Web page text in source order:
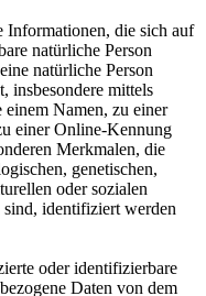
Informationen, die sich auf
natürliche Person
natürliche Person
insbesondere mittels
Namen, zu einer
einer Online-Kennung
Merkmalen, die
genetischen,
oder sozialen
sind, identifiziert werden
oder identifizierbare
Daten von dem